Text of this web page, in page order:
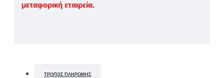
μεταφορική εταιρεία.
ΤΡΌΠΟΣ ΠΛΗΡΩΜΉΣ